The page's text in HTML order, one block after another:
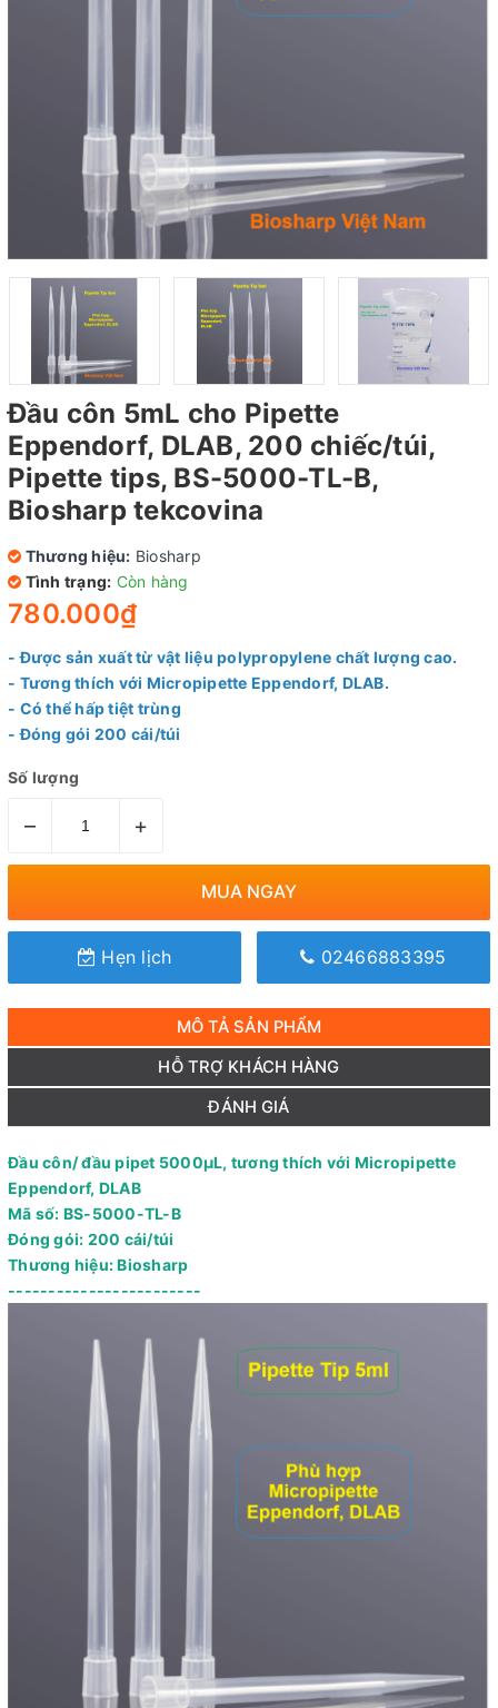
Đầu côn 5mL cho Pipette
Eppendorf, DLAB, 200 chiếc/túi,
Pipette tips, BS-5000-TL-B,
Biosharp tekcovina
Thương hiệu: Biosharp
Tình trạng: Còn hàng
780.000₫
- Được sản xuất từ ​​vật liệu polypropylene chất lượng cao.
- Tương thích với Micropipette Eppendorf, DLAB.
- Có thể hấp tiệt trùng
- Đóng gói 200 cái/túi
Số lượng
– +
MUA NGAY
Hẹn lịch 02466883395
MÔ TẢ SẢN PHẨM
HỖ TRỢ KHÁCH HÀNG
ĐÁNH GIÁ
Đầu côn/ đầu pipet 5000μL, tương thích với Micropipette
Eppendorf, DLAB
Mã số: BS-5000-TL-B
Đóng gói: 200 cái/túi
Thương hiệu: Biosharp
------------------------